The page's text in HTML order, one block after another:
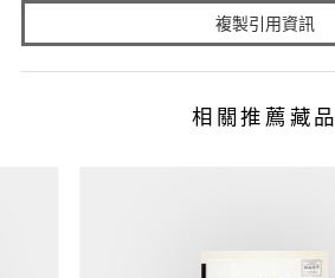
複製引用資訊
相關推薦藏品